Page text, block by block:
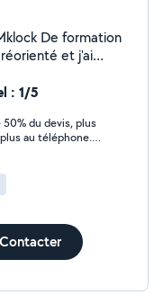
De formation
et j'ai
gros acquis, ces
à la maîtrise des
plus de 7 ans. Au
: 1/5
du devis, plus
au téléphone.
Contacter